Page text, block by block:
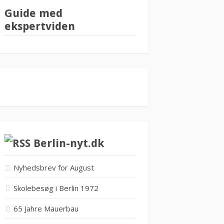
Guide med
ekspertviden
Berlin-nyt.dk
Nyhedsbrev for August
Skolebesøg i Berlin 1972
65 Jahre Mauerbau